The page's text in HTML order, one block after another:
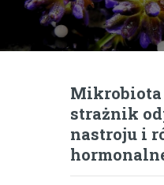
GALERIA
BOOKSY
strażnik
nastroju i